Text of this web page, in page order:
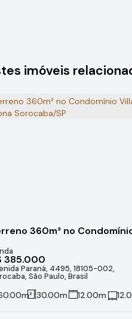
imóveis
385.000
Paraná, 4495, 18105-002,
São Paulo, Brasil
.00m² 30.00m 12.00m 12